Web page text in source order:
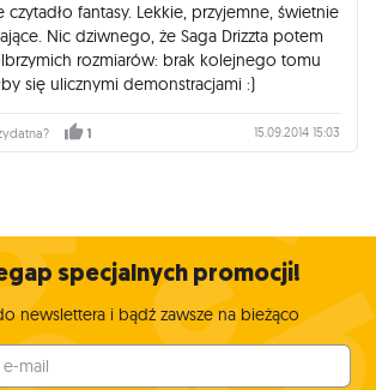
fantasy. Lekkie, przyjemne, świetnie
Nic dziwnego, że Saga Drizzta potem
rozmiarów: brak kolejnego tomu
się ulicznymi demonstracjami :)
1 15.09.2014 15:03
specjalnych promocji!
newslettera i bądź zawsze na bieżąco